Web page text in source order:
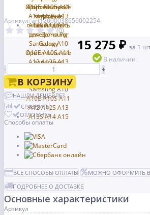
Артикул: art12000038656002254
(0)
15 275 ₽ за 1
В наличии
-
+
В КОРЗИНУ
НАШЛИ ДЕШЕВЛЕ?
СРАВНИТЬ
ОТЛОЖИТЬ
Способы оплаты
ВСЕ СПОСОБЫ ОПЛАТЫ
МОЖНО ОФОРМИТЬ В
ПОДРОБНЕЕ О ДОСТАВКЕ
Основные характеристики
Артикул